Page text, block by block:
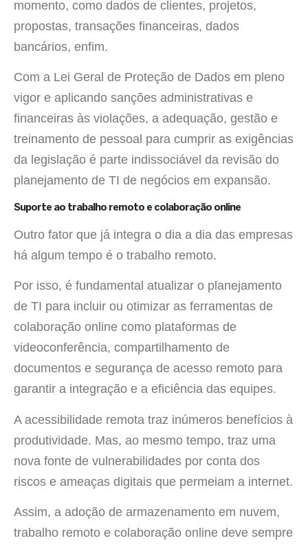
momento, como dados de clientes, projetos,
propostas, transações financeiras, dados
bancários, enfim.
Com a Lei Geral de Proteção de Dados em pleno
vigor e aplicando sanções administrativas e
financeiras às violações, a adequação, gestão e
treinamento de pessoal para cumprir as exigências
da legislação é parte indissociável da revisão do
planejamento de TI de negócios em expansão.
Suporte ao trabalho remoto e colaboração online
Outro fator que já integra o dia a dia das empresas
há algum tempo é o trabalho remoto.
Por isso, é fundamental atualizar o planejamento
de TI para incluir ou otimizar as ferramentas de
colaboração online como plataformas de
videoconferência, compartilhamento de
documentos e segurança de acesso remoto para
garantir a integração e a eficiência das equipes.
A acessibilidade remota traz inúmeros benefícios à
produtividade. Mas, ao mesmo tempo, traz uma
nova fonte de vulnerabilidades por conta dos
riscos e ameaças digitais que permeiam a internet.
Assim, a adoção de armazenamento em nuvem,
trabalho remoto e colaboração online deve sempre